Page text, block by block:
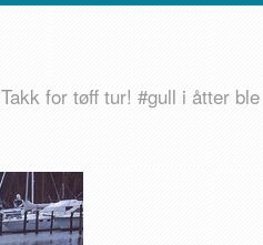
for tøff tur! #gull i åtter